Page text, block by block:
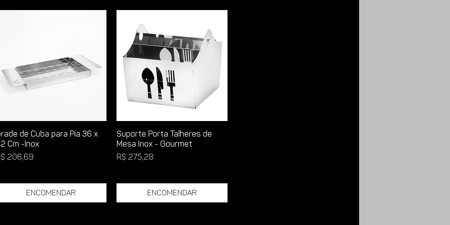
de Cuba para Pia 36 x
Cm -Inox
206,69
Encomendar
Suporte Porta Talheres de
Mesa Inox - Gourmet
Preço
R$ 275,28
Encomendar